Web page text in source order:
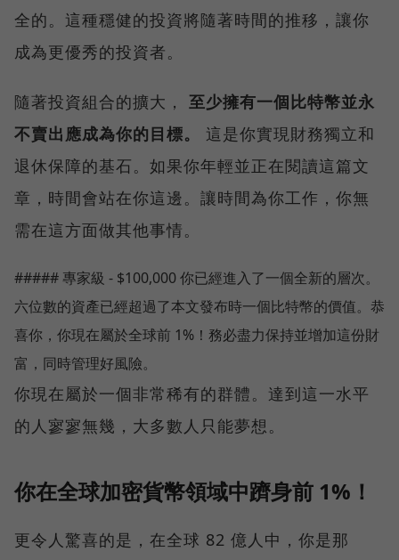
全的。這種穩健的投資將隨著時間的推移，讓你
成為更優秀的投資者。
隨著投資組合的擴大， 至少擁有一個比特幣並永
不賣出應成為你的目標。
這是你實現財務獨立和
退休保障的基石。如果你年輕並正在閱讀這篇文
章，時間會站在你這邊。讓時間為你工作，你無
需在這方面做其他事情。
##### 專家級 - $100,000 你已經進入了一個全新的層次。
六位數的資產已經超過了本文發布時一個比特幣的價值。恭
喜你，你現在屬於全球前 1%！務必盡力保持並增加這份財
富，同時管理好風險。
你現在屬於一個非常稀有的群體。達到這一水平
的人寥寥無幾，大多數人只能夢想。
你在全球加密貨幣領域中躋身前 1%！
更令人驚喜的是，在全球 82 億人中，你是那